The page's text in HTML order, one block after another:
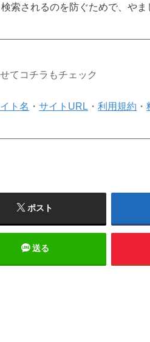
索されるのを防ぐためで、やま
てコチラもチェック
ト名 ・サイトURL ・利用規約 ・
ポスト
送る